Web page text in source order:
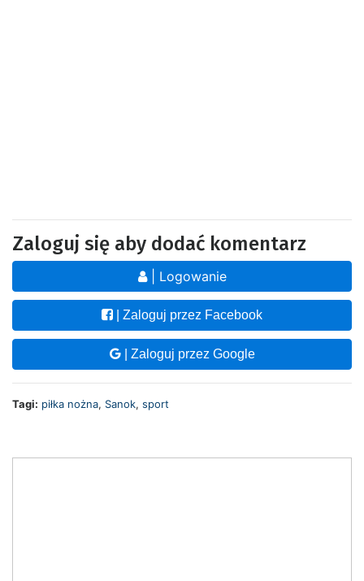
Zaloguj się aby dodać komentarz
| Logowanie
| Zaloguj przez Facebook
| Zaloguj przez Google
Tagi: piłka nożna, Sanok, sport